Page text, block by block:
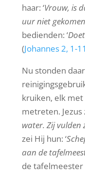
haar: ‘Vrouw, is
uur niet
bedienden: ‘
(Johannes 2, 1-11
Nu stonden
kruiken, elk
metreten. Jezus
water. Zij vulden
zei Hij hun: ‘
aan de
de